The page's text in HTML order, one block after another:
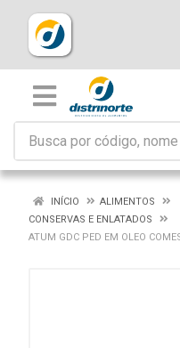
INÍCIO
ALIMENTOS
CONSERVAS E ENLATADOS
ATUM GDC PED EM OLEO